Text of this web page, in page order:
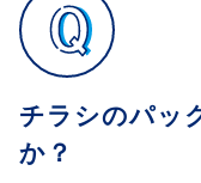
チラシのパッ
か？